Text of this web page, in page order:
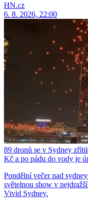
HN.cz
6. 8. 2026, 22:00
89 dronů se v Sydney
Kč a po pádu do vody je
Pondělní večer nad
světelnou show v
Vivid Sydney.